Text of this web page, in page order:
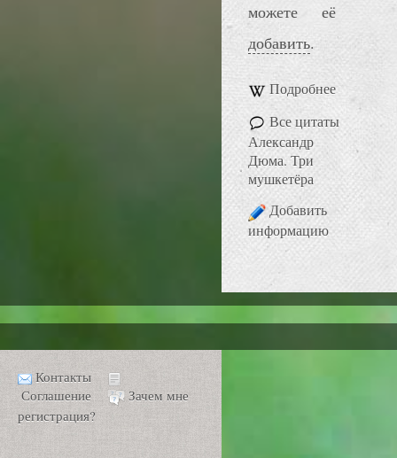
можете её
добавить.
Подробнее
Все цитаты
Александр
Дюма. Три
мушкетёра
Добавить
информацию
Контакты
Соглашение
Зачем мне
регистрация?